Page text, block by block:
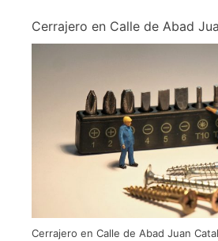
Cerrajero en Calle de Abad
Cerrajero en Calle de Abad Juan